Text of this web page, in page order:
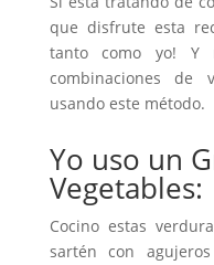
que disfrute esta
tanto como yo! Y
combinaciones de
usando este método.
Yo uso un
Vegetables:
Cocino estas
sartén con